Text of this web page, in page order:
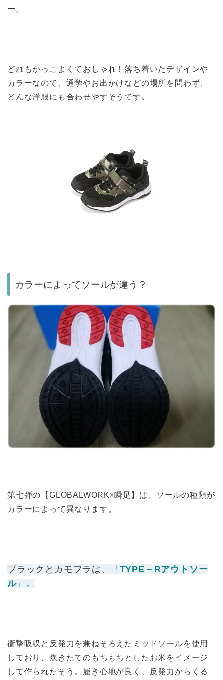
ー。
どれもかっこよくておしゃれ！落ち着いたデザインや
カラーなので、通学やお出かけなどの場所を問わず、
どんな洋服にも合わせやすそうです。
カラーによってソールが違う？
第七弾の【GLOBALWORK×瞬足】は、ソールの種類が
カラーによって異なります。
ブラック と カモフラ は、 『TYPE－Rアウトソー
ル』。
衝撃吸収と反発力を兼ねそろえたミッドソールを使用
しており、炊きたてのもちもちとしたお米をイメージ
して作られたそう。履き心地が良く、反発力からくる